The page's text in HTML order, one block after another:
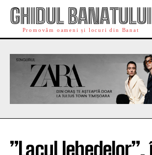
GHIDUL BANATULUI
Promovăm oameni și locuri din Banat
”Lacul lebedelor”,